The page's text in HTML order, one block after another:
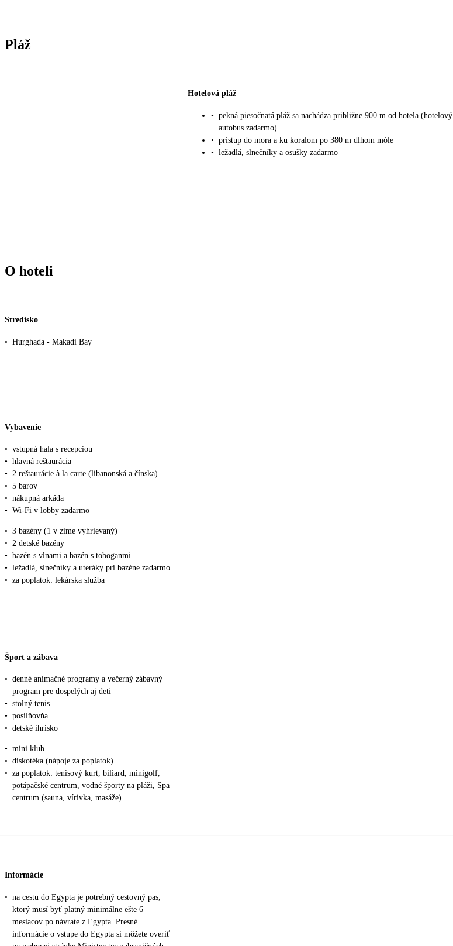
Pláž
Hotelová pláž
• pekná piesočnatá pláž sa nachádza približne 900 m od hotela (hotelový
autobus zadarmo)
• prístup do mora a ku koralom po 380 m dlhom móle
• ležadlá, slnečníky a osušky zadarmo
O hoteli
Stredisko
• Hurghada - Makadi Bay
Vybavenie
• vstupná hala s recepciou
• hlavná reštaurácia
• 2 reštaurácie à la carte (libanonská a čínska)
• 5 barov
• nákupná arkáda
• Wi-Fi v lobby zadarmo
• 3 bazény (1 v zime vyhrievaný)
• 2 detské bazény
• bazén s vlnami a bazén s toboganmi
• ležadlá, slnečníky a uteráky pri bazéne zadarmo
• za poplatok: lekárska služba
Šport a zábava
• denné animačné programy a večerný zábavný
program pre dospelých aj deti
• stolný tenis
• posilňovňa
• detské ihrisko
• mini klub
• diskotéka (nápoje za poplatok)
• za poplatok: tenisový kurt, biliard, minigolf,
potápačské centrum, vodné športy na pláži, Spa
centrum (sauna, vírivka, masáže).
Informácie
• na cestu do Egypta je potrebný cestovný pas,
ktorý musí byť platný minimálne ešte 6
mesiacov po návrate z Egypta. Presné
informácie o vstupe do Egypta si môžete overiť